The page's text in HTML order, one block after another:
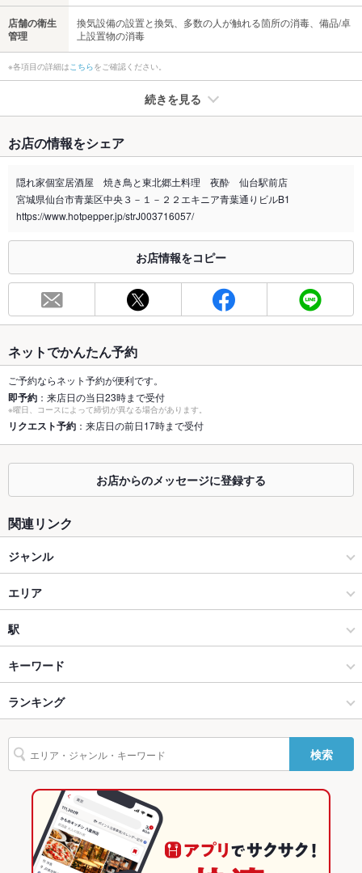
店舗の衛生
管理
換気設備の設置と換気、多数の人が触れる箇所の消毒、備品/卓
上設置物の消毒
※各項目の詳細はこちらをご確認ください。
続きを見る
禁煙・喫煙
分煙（仕切りあり）
喫煙専用室 なし
合わせください。
お席
容人数
個室 あり
座敷 あり
掘りごたつ あり
貸切不可
設備
Wi-Fi
バリアフリ
ー
駐車場 なし ：お近くのコインパーキングをご利用ください。
その他設備
あり ：飲み放題付きコース、単品飲み放題をご用意しておりま
す。
食べ放題 なし
お店の情報をシェア
隠れ家個室居酒屋 焼き鳥と東北郷土料理 夜酔 仙台駅前店
宮城県仙台市青葉区中央３－１－２２エキニア青葉通りビルB1
https://www.hotpepper.jp/strJ003716057/
お店情報をコピー
ネットでかんたん予約
ご予約ならネット予約が便利です。
即予約 ：来店日の当日23時まで受付
※曜日、コースによって締切が異なる場合があります。
リクエスト予約 ：来店日の前日17時まで受付
お店からのメッセージに登録する
関連リンク
ジャンル
居酒屋
和風
仙台市 × 居酒屋
仙台市 × 和風
仙台駅 × 居酒屋
仙台駅 × 和風
エリア
仙台駅
仙台駅 × 居酒屋
仙台駅 × 和風
仙台駅 × 和食
仙台駅 × 鍋
宮城 × 居酒屋
駅
あおば通駅
仙台駅
東照宮駅
キーワード
手羽先 からあげ
もつ鍋 餃子 牛タン デザート
ランキング
宮城のグルメランキング
宮城の居酒屋ランキング
仙台市のグルメランキング
仙台市の居酒屋ランキング
検索